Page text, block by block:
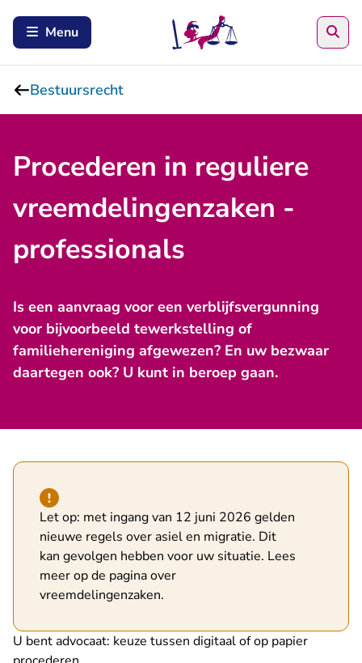
Menu
Bestuursrecht
Procederen in reguliere
vreemdelingenzaken -
professionals
Is een aanvraag voor een verblijfsvergunning
voor bijvoorbeeld tewerkstelling of
familiehereniging afgewezen? En uw bezwaar
daartegen ook? U kunt in beroep gaan.
Hint van type waarschuwing
Let op: met ingang van 12 juni 2026 gelden
nieuwe regels over asiel en migratie. Dit
kan gevolgen hebben voor uw situatie. Lees
meer op de pagina over
vreemdelingenzaken.
U bent advocaat: keuze tussen digitaal of op papier